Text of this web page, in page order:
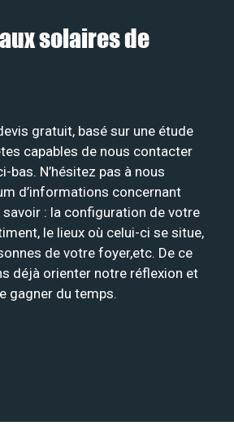
solaires de
gratuit, basé sur une étude
capables de nous contacter
bas. N’hésitez pas à nous
d’informations concernant
: la configuration de votre
le lieux où celui-ci se situe,
de votre foyer,etc. De ce
déjà orienter notre réflexion et
gagner du temps.